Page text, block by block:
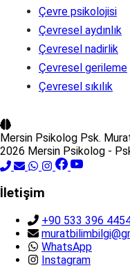
Çevre psikolojisi
Çevresel aydınlık
Çevresel nadirlik
Çevresel gerileme
Çevresel sıkılık
Mersin Psikolog Psk.
2026 Mersin Psikolog -
İletişim
+90 533 396
WhatsApp
Instagram